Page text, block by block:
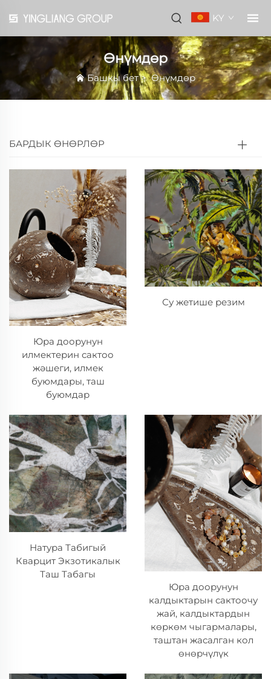
KY
Өнүмдөр
Башкы бет>Өнүмдөр
БАРДЫК ӨНӨРЛӨР
Юра доорунун
илмектерин сактоо
жәшеги, илмек
буюмдары, таш
буюмдар
Су жетише резим
Натура Табигый
Кварцит Экзотикалык
Таш Табагы
Юра доорунун
калдыктарын сактоочу
жай, калдыктардын
көркөм чыгармалары,
таштан жасалган кол
өнөрчүлүк